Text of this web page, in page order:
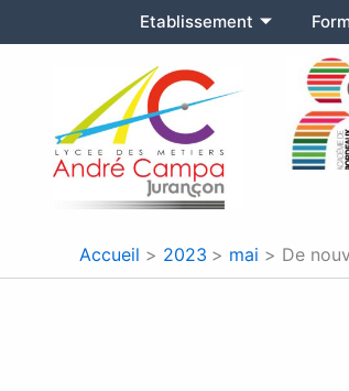
au
Etablissement
Accueil 2023 mai De